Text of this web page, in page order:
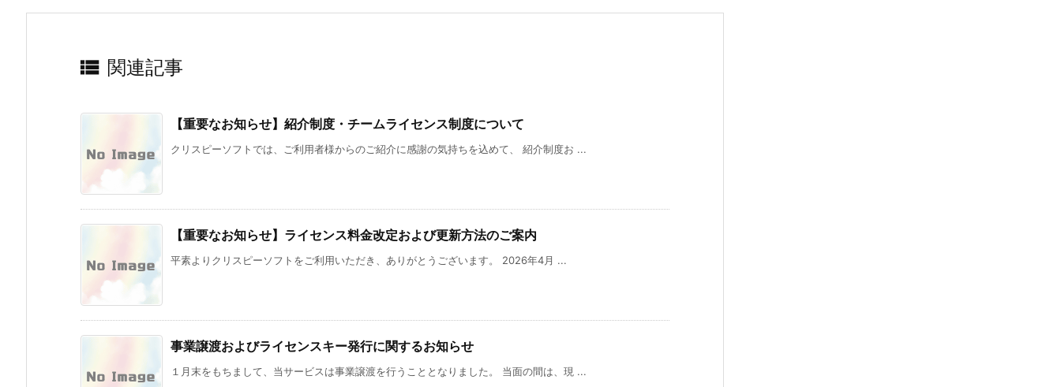
 関連記事
【重要なお知らせ】紹介制度・チームライセンス制度について
クリスピーソフトでは、ご利用者様からのご紹介に感謝の気持ちを込めて、 紹介制度お ...
【重要なお知らせ】ライセンス料金改定および更新方法のご案内
平素よりクリスピーソフトをご利用いただき、ありがとうございます。 2026年4月 ...
事業譲渡およびライセンスキー発行に関するお知らせ
１月末をもちまして、当サービスは事業譲渡を行うこととなりました。 当面の間は、現 ...